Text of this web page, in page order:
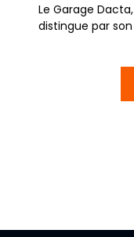
Le Garage
distingue par